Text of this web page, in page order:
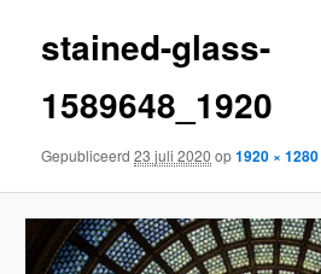
stained-glass-
1589648_1920
Gepubliceerd23 juli 2020 op1920 × 1280